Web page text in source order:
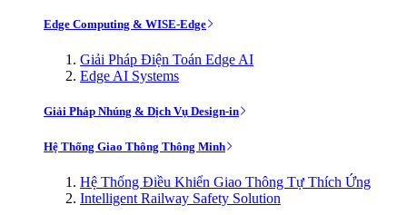
Edge Computing & WISE-Edge
Giải Pháp Điện Toán Edge AI
Edge AI Systems
Giải Pháp Nhúng & Dịch Vụ Design-in
Hệ Thống Giao Thông Thông Minh
Hệ Thống Điều Khiển Giao Thông Tự Thích Ứng
Intelligent Railway Safety Solution